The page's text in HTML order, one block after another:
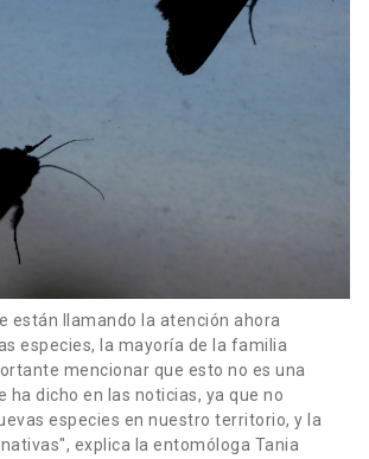
están llamando la atención ahora
especies, la mayoría de la familia
mencionar que esto no es una
ha dicho en las noticias, ya que no
especies en nuestro territorio, y la
explica la entomóloga Tania